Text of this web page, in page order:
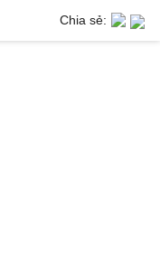
Chia sẻ: